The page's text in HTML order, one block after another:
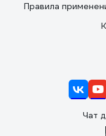
Правила
Чат